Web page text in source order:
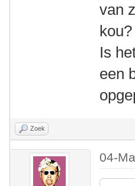
van
kou?
Is
een
Zoek
04-